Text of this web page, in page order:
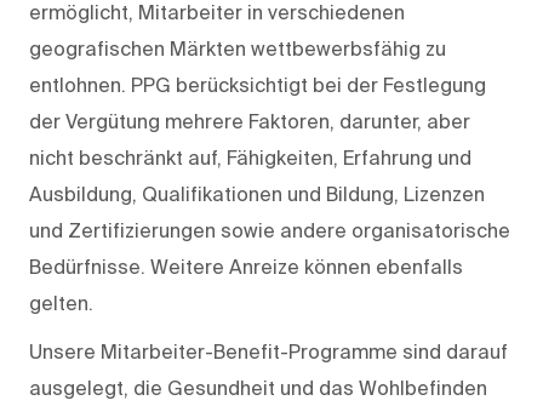
ermöglicht, Mitarbeiter in verschiedenen
geografischen Märkten wettbewerbsfähig zu
entlohnen. PPG berücksichtigt bei der Festlegung
der Vergütung mehrere Faktoren, darunter, aber
nicht beschränkt auf, Fähigkeiten, Erfahrung und
Ausbildung, Qualifikationen und Bildung, Lizenzen
und Zertifizierungen sowie andere organisatorische
Bedürfnisse. Weitere Anreize können ebenfalls
gelten.
Unsere Mitarbeiter-Benefit-Programme sind darauf
ausgelegt, die Gesundheit und das Wohlbefinden